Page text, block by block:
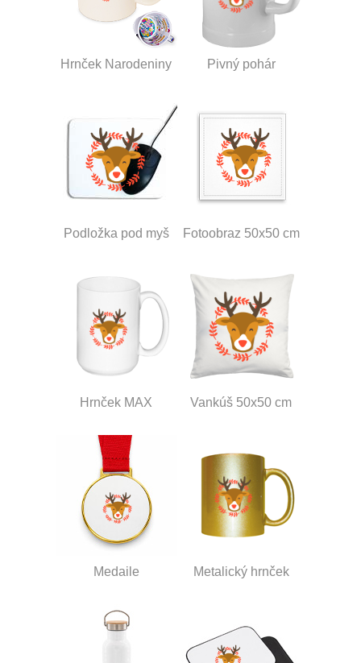
Hrnček Narodeniny Pivný pohár
Podložka pod myš Fotoobraz 50x50 cm
Hrnček MAX Vankúš 50x50 cm
Medaile Metalický hrnček